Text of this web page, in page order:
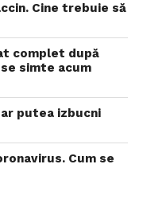
Cine trebuie să
complet după
simte acum
putea izbucni
Cum se